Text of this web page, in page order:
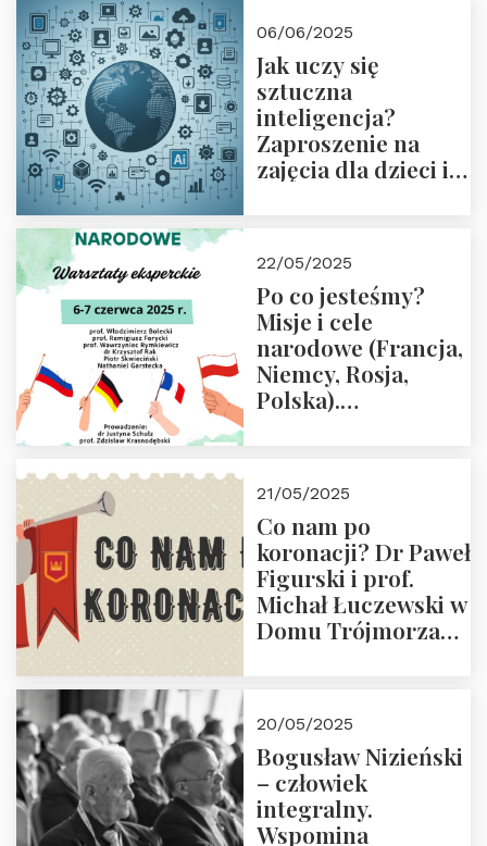
06/06/2025
Jak uczy się
sztuczna
inteligencja?
Zaproszenie na
zajęcia dla dzieci i
22/05/2025
Po co jesteśmy?
Misje i cele
narodowe (Francja,
Niemcy, Rosja,
Polska).
Zapraszamy do
zapisów.
21/05/2025
Co nam po
koronacji? Dr Paweł
Figurski i prof.
Michał Łuczewski w
Domu Trójmorza
20/05/2025
Bogusław Nizieński
– człowiek
integralny.
Wspomina